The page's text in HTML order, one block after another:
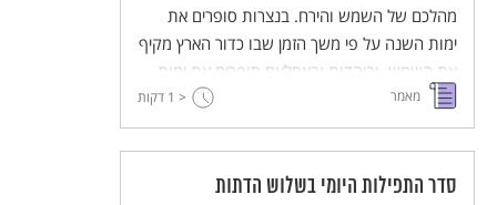
מהלכם של השמש והירח. בנצרות סופרים את
ימות השנה על פי משך הזמן שבו כדור הארץ מקיף
את השמש, וביהדות ובאִסלאם סופרים את ימות
השנה על פי משך הזמן שבו הירח מקיף את כדור
הארץ 12 פעמים. בכל אחת משלוש הדתות יש
לספירת השנים נקודת התחלה בעלת משמעות
דתית.
מאמר < 1 דקות
סדר התפילות היומי בשלוש הדתות